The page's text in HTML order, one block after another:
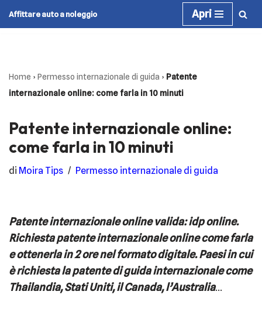
Affittare auto a noleggio Apri
Home › Permesso internazionale di guida › Patente
internazionale online: come farla in 10 minuti
Patente internazionale online:
come farla in 10 minuti
di Moira Tips Permesso internazionale di guida
Patente internazionale online valida: idp online.
Richiesta patente internazionale online come farla
e ottenerla in 2 ore nel formato digitale.Paesi in cui
è richiesta la patente di guida internazionale come
Thailandia, Stati Uniti, il Canada, l’Australia…